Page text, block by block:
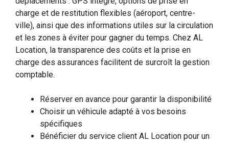
charge et de restitution flexibles (aéroport, centre-
ville), ainsi que des informations utiles sur la circulation
et les zones à éviter pour gagner du temps. Chez AL
Location, la transparence des coûts et la prise en
charge des assurances facilitent de surcroît la gestion
comptable.
Réserver en avance pour garantir la disponibilité
Choisir un véhicule adapté à vos besoins
spécifiques
Bénéficier du service client AL Location pour un